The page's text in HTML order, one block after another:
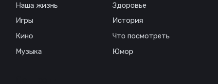
Наша жизнь
Игры
Кино
Музыка
Здоровье
История
Что посмотреть
Юмор